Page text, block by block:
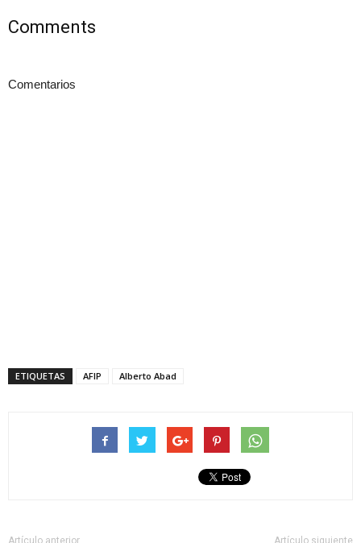
Comments
Comentarios
ETIQUETAS AFIP Alberto Abad
Artículo anterior Artículo siguiente